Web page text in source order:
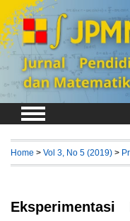
Home > Vol 3, No 5 (2019) >
Eksperimentasi